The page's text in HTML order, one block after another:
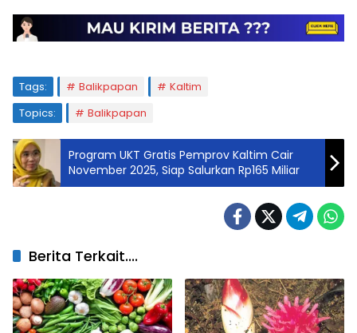
Tags: Balikpapan
Kaltim
Topics:
Balikpapan
Program UKT Gratis Pemprov Kaltim Cair
November 2025, Siap Salurkan Rp165 Miliar
Berita Terkait....